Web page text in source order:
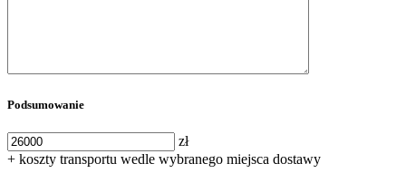
Podsumowanie
zł
+ koszty transportu wedle wybranego miejsca dostawy